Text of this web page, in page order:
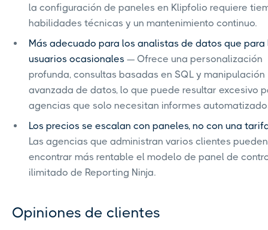
la configuración de paneles en Klipfolio requiere
habilidades técnicas y un mantenimiento continuo.
Más adecuado para los analistas de datos que para
usuarios ocasionales — Ofrece una personalización
profunda, consultas basadas en SQL y manipulación
avanzada de datos, lo que puede resultar excesivo
agencias que solo necesitan informes
Los precios se escalan con paneles, no con una
Las agencias que administran varios clientes pueden
encontrar más rentable el modelo de panel de
ilimitado de Reporting Ninja.
Opiniones de clientes